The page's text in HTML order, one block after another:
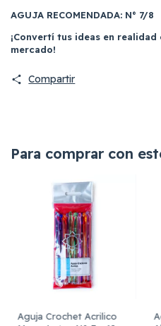
AGUJA RECOMENDADA: N° 7/8
¡Convertí tus ideas en
mercado!
Compartir
Para comprar con
Aguja Crochet Acrilico